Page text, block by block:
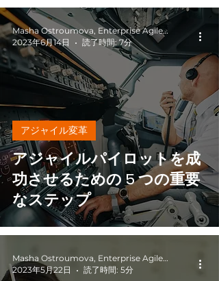
アジャイルパイロットを成
功させるための 5 つの重要
なステップ
アジャイル変革
Masha Ostroumova, Enterprise Agile Coach
2023年6月14日
読了時間: 7分
Masha Ostroumova, Enterprise Agile Coach
2023年5月22日
読了時間: 5分